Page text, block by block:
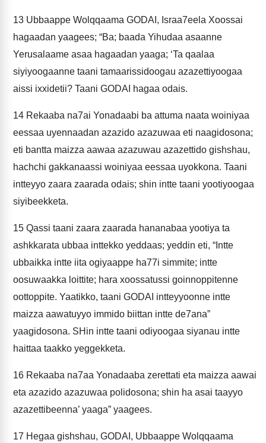
13 Ubbaappe Wolqqaama GODAI, Israa7eela Xoossai
hagaadan yaagees; “Ba; baada Yihudaa asaanne
Yerusalaame asaa hagaadan yaaga; ‘Ta qaalaa
siyiyoogaanne taani tamaarissidoogau azazettiyoogaa
aissi ixxidetii? Taani GODAI hagaa odais.
14 Rekaaba na7ai Yonadaabi ba attuma naata woiniyaa
eessaa uyennaadan azazido azazuwaa eti naagidosona;
eti bantta maizza aawaa azazuwau azazettido gishshau,
hachchi gakkanaassi woiniyaa eessaa uyokkona. Taani
intteyyo zaara zaarada odais; shin intte taani yootiyoogaa
siyibeekketa.
15 Qassi taani zaara zaarada hananabaa yootiya ta
ashkkarata ubbaa inttekko yeddaas; yeddin eti, “Intte
ubbaikka intte iita ogiyaappe ha77i simmite; intte
oosuwaakka loittite; hara xoossatussi goinnoppitenne
oottoppite. Yaatikko, taani GODAI intteyyoonne intte
maizza aawatuyyo immido biittan intte de7ana”
yaagidosona. SHin intte taani odiyoogaa siyanau intte
haittaa taakko yeggekketa.
16 Rekaaba na7aa Yonadaaba zerettati eta maizza aawai
eta azazido azazuwaa polidosona; shin ha asai taayyo
azazettibeenna’ yaaga” yaagees.
17 Hegaa gishshau, GODAI, Ubbaappe Wolqqaama